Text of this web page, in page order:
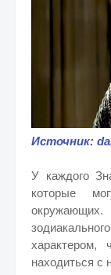
Источник:
У каждого
которые
находиться с